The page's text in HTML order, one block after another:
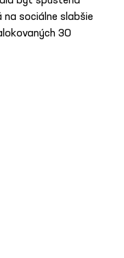
na sociálne slabšie
30